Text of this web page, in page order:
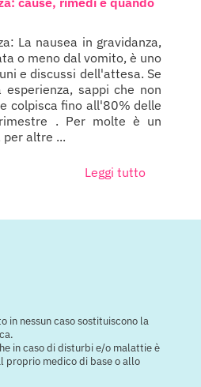
La nausea in gravidanza,
o meno dal vomito, è uno
e discussi dell'attesa. Se
sappi che non
colpisca fino all'80% delle
. Per molte è un
altre ...
Leggi tutto
in nessun caso sostituiscono la
in caso di disturbi e/o malattie è
proprio medico di base o allo